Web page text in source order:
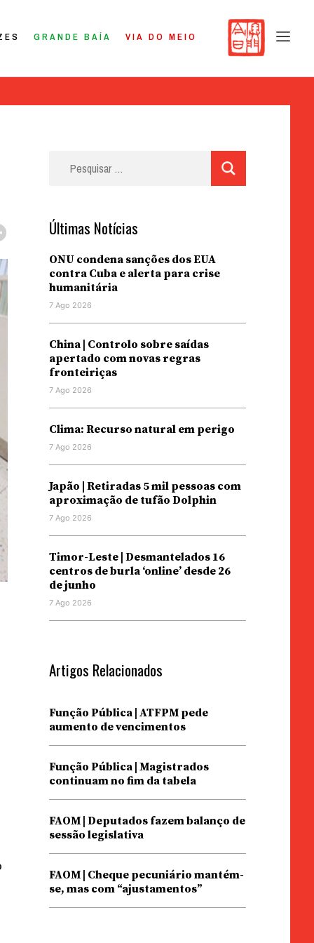
GRANDE BAÍA VIA DO MEIO
Últimas Notícias
ONU condena sanções dos EUA
contra Cuba e alerta para crise
humanitária
7 Ago 2026
China | Controlo sobre saídas
apertado com novas regras
fronteiriças
7 Ago 2026
Clima: Recurso natural em perigo
7 Ago 2026
Japão | Retiradas 5 mil pessoas com
aproximação de tufão Dolphin
7 Ago 2026
Timor-Leste | Desmantelados 16
centros de burla ‘online’ desde 26
de junho
7 Ago 2026
Artigos Relacionados
Função Pública | ATFPM pede
aumento de vencimentos
Função Pública | Magistrados
continuam no fim da tabela
FAOM | Deputados fazem balanço de
sessão legislativa
FAOM | Cheque pecuniário mantém-
se, mas com “ajustamentos”